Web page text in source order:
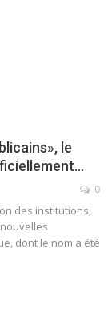
le
0
des institutions,
dont le nom a été